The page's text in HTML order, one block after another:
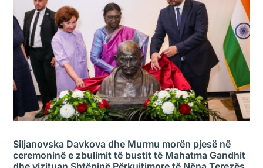
Siljanovska Davkova dhe Murmu morën pjesë në
ceremoninë e zbulimit të bustit të Mahatma Gandhit